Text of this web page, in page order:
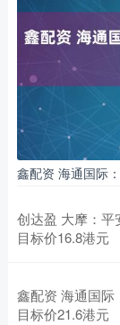
鑫配资 海通国际
创达盈 大摩：平
目标价16.8港元
鑫配资 海通国际
目标价21.6港元